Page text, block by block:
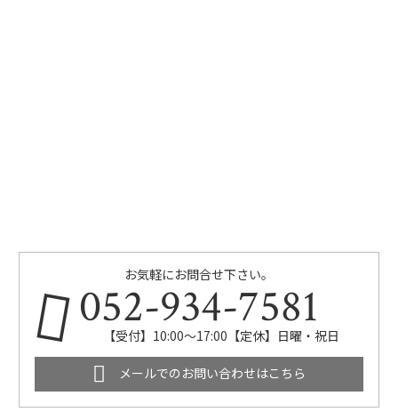
お気軽にお問合せ下さい。
052-934-7581
【受付】10:00～17:00【定休】日曜・祝日
メールでのお問い合わせはこちら